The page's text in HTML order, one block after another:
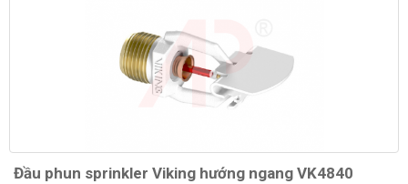
Đầu phun sprinkler Viking hướng ngang VK4840